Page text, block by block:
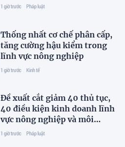
1 giờ trước Pháp luật
Thống nhất cơ chế phân cấp,
tăng cường hậu kiểm trong
lĩnh vực nông nghiệp
1 giờ trước Kinh tế
Đề xuất cắt giảm 40 thủ tục,
40 điều kiện kinh doanh lĩnh
vực nông nghiệp và môi
trường
1 giờ trước Pháp luật